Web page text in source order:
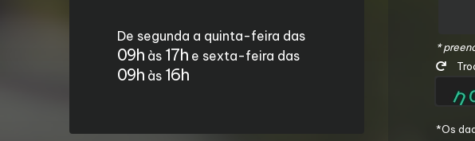
De segunda a quinta-feira das
09h às 17h e sexta-feira das
09h às 16h
*
*Os